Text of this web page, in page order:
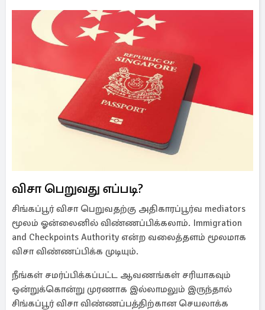
விசா பெறுவது எப்படி?
சிங்கப்பூர் விசா பெறுவதற்கு அதிகாரப்பூர்வ mediators
மூலம் ஓன்லைனில் விண்ணப்பிக்கலாம். Immigration
and Checkpoints Authority என்ற வலைத்தளம் மூலமாக
விசா விண்ணப்பிக்க முடியும்.
நீங்கள் சமர்ப்பிக்கப்பட்ட ஆவணங்கள் சரியாகவும்
ஒன்றுக்கொன்று முரணாக இல்லாமலும் இருந்தால்
சிங்கப்பூர் விசா விண்ணப்பத்திற்கான செயலாக்க